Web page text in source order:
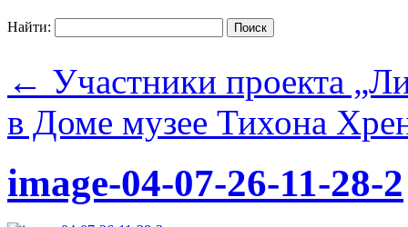
Найти:
← Участники проекта
в Доме музее Тихона
image-04-07-26-11-28-2